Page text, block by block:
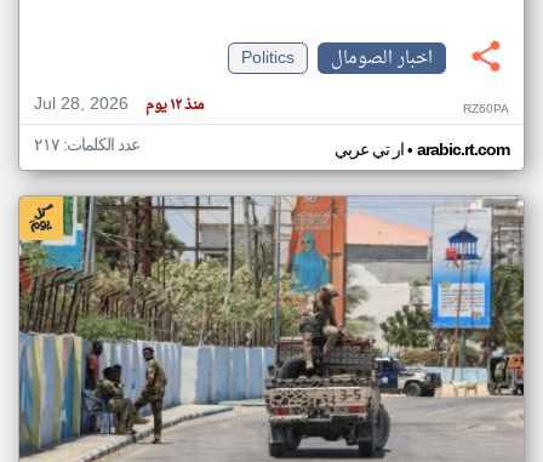
اخبار الصومال
Politics
Jul 28, 2026
منذ ١٢ يوم RZ60PA
ار تي عربي• arabic.rt.com عدد الكلمات: ٢١٧